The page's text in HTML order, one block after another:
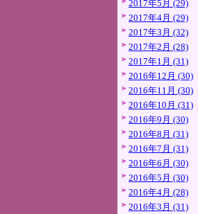
2017年5月 (29)
2017年4月 (29)
2017年3月 (32)
2017年2月 (28)
2017年1月 (31)
2016年12月 (30)
2016年11月 (30)
2016年10月 (31)
2016年9月 (30)
2016年8月 (31)
2016年7月 (31)
2016年6月 (30)
2016年5月 (30)
2016年4月 (28)
2016年3月 (31)